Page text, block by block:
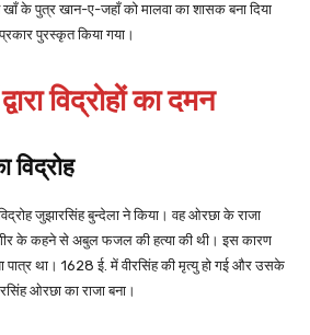
खाँ के पुत्र खान-ए-जहाँ को मालवा का शासक बना दिया
पुरस्कृत किया गया।
विद्रोहों का दमन
विद्रोह
जुझारसिंह बुन्देला ने किया। वह ओरछा के राजा
के कहने से अबुल फजल की हत्या की थी। इस कारण
पात्र था। 1628 ई. में वीरसिंह की मृत्यु हो गई और उसके
ओरछा का राजा बना।